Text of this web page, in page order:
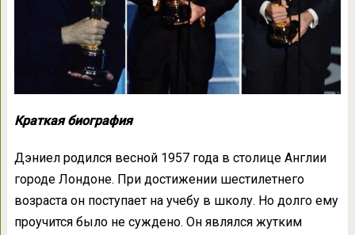
Краткая биография
Дэниел родился весной 1957 года в столице Англии
городе Лондоне. При достижении шестилетнего
возраста он поступает на учебу в школу. Но долго ему
проучится было не суждено. Он являлся жутким